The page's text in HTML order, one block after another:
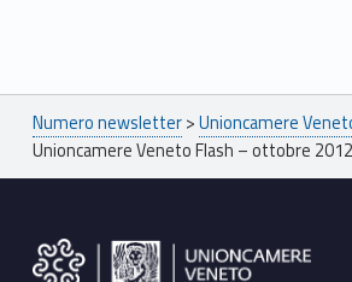
Breadcrumbs navigation
Numero newsletter>Unioncamere
Unioncamere Veneto Flash – ottobre 2012